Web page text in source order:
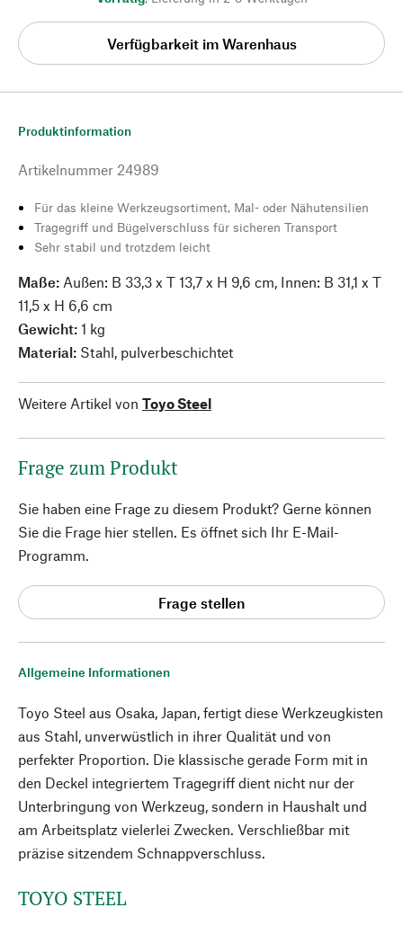
Verfügbarkeit im Warenhaus
Allgemeine Informationen
Toyo Steel aus Osaka, Japan, fertigt diese Werkzeugkisten
aus Stahl, unverwüstlich in ihrer Qualität und von
perfekter Proportion. Die klassische gerade Form mit in
den Deckel integriertem Tragegriff dient nicht nur der
Unterbringung von Werkzeug, sondern in Haushalt und
am Arbeitsplatz vielerlei Zwecken. Verschließbar mit
präzise sitzendem Schnappverschluss.
TOYO STEEL
Produktinformation
Artikelnummer 24989
Für das kleine Werkzeugsortiment, Mal- oder Nähutensilien
Tragegriff und Bügelverschluss für sicheren Transport
Sehr stabil und trotzdem leicht
Maße: Außen: B 33,3 x T 13,7 x H 9,6 cm, Innen: B 31,1 x T
11,5 x H 6,6 cm
Gewicht: 1 kg
Material: Stahl, pulverbeschichtet
Weitere Artikel von Toyo Steel
Frage zum Produkt
Sie haben eine Frage zu diesem Produkt? Gerne können
Sie die Frage hier stellen. Es öffnet sich Ihr E-Mail-
Programm.
Frage stellen